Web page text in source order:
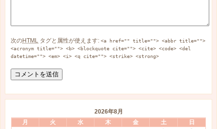
次のHTML タグと属性が使えます:<a href="" title=""> <abbr title="">
<acronym title=""> <b> <blockquote cite=""> <cite> <code> <del
datetime=""> <em> <i> <q cite=""> <strike> <strong>
2026年8月
月
火 水 木 金 土 日